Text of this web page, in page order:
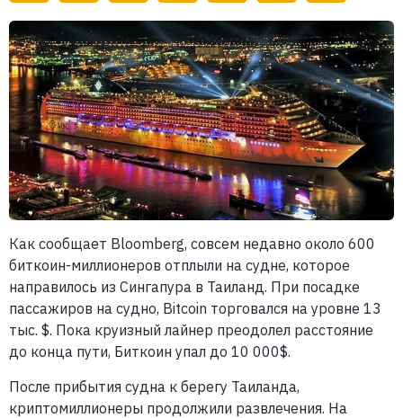
Как сообщает Bloomberg, совсем недавно около 600
биткоин-миллионеров отплыли на судне, которое
направилось из Сингапура в Таиланд. При посадке
пассажиров на судно, Bitcoin торговался на уровне 13
тыс. $. Пока круизный лайнер преодолел расстояние
до конца пути, Биткоин упал до 10 000$.
После прибытия судна к берегу Таиланда,
криптомиллионеры продолжили развлечения. На